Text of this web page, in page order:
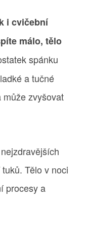
i cvičební
málo, tělo
spánku
a tučné
může zvyšovat
Tělo v noci
procesy a